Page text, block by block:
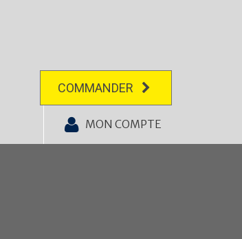
COMMANDER
MON COMPTE